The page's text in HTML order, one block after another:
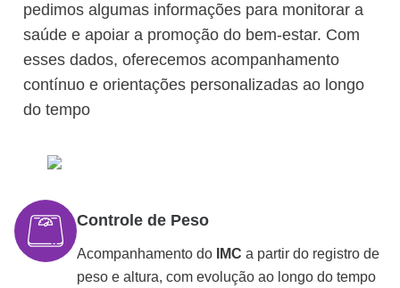
pedimos algumas informações para monitorar a
saúde e apoiar a promoção do bem-estar. Com
esses dados, oferecemos acompanhamento
contínuo e orientações personalizadas ao longo
do tempo
Controle de Peso
Acompanhamento do IMC a partir do registro de
peso e altura, com evolução ao longo do tempo